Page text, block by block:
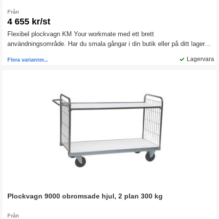
Från
4 655 kr/st
Flexibel plockvagn KM Your workmate med ett brett
användningsområde. Har du smala gångar i din butik eller på ditt lager,
Lagervara
Flera varianter...
Plockvagn 9000 obromsade hjul, 2 plan 300 kg
Från